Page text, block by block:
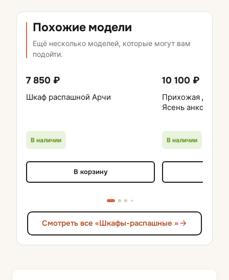
Похожие модели
Ещё несколько моделей, которые могут вам
подойти.
7 850 ₽
Шкаф распашной Арчи
В наличии
В корзину
10 100 ₽
Прихожая
Ясень анкор /
В наличии
Смотреть все «Шкафы-распашные »